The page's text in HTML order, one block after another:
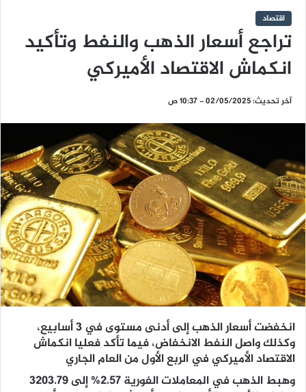
اقتصاد
تراجع أسعار الذهب والنفط وتأكيد
انكماش الاقتصاد الأميركي
آخر تحديث: 02/05/2025 - 10:37 ص
انخفضت أسعار الذهب إلى أدنى مستوى في 3 أسابيع،
وكذلك واصل النفط الانخفاض، فيما تأكد فعليا انكماش
الاقتصاد الأميركي في الربع الأول من العام الجاري
وهبط الذهب في المعاملات الفورية 2.57% إلى 3203.79